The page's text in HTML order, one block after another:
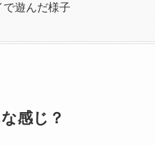
で遊んだ様子
感じ？